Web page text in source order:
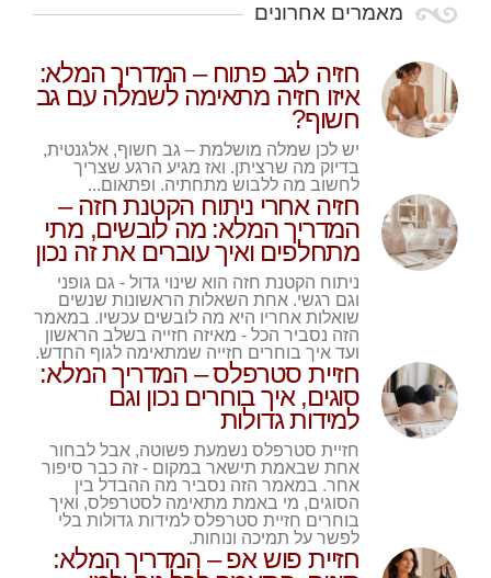
מאמרים אחרונים
חזיה לגב פתוח – המדריך המלא:
איזו חזיה מתאימה לשמלה עם גב
חשוף?
יש לכן שמלה מושלמת – גב חשוף, אלגנטית,
בדיוק מה שרציתן. ואז מגיע הרגע שצריך
לחשוב מה ללבוש מתחתיה. ופתאום...
חזיה אחרי ניתוח הקטנת חזה –
המדריך המלא: מה לובשים, מתי
מתחלפים ואיך עוברים את זה נכון
ניתוח הקטנת חזה הוא שינוי גדול - גם גופני
וגם רגשי. אחת השאלות הראשונות שנשים
שואלות אחריו היא מה לובשים עכשיו. במאמר
הזה נסביר הכל - מאיזה חזייה בשלב הראשון
ועד איך בוחרים חזייה שמתאימה לגוף החדש.
חזיית סטרפלס – המדריך המלא:
סוגים, איך בוחרים נכון וגם
למידות גדולות
חזיית סטרפלס נשמעת פשוטה, אבל לבחור
אחת שבאמת תישאר במקום - זה כבר סיפור
אחר. במאמר הזה נסביר מה ההבדל בין
הסוגים, מי באמת מתאימה לסטרפלס, ואיך
בוחרים חזיית סטרפלס למידות גדולות בלי
לפשר על תמיכה ונוחות.
חזיית פוש אפ – המדריך המלא: